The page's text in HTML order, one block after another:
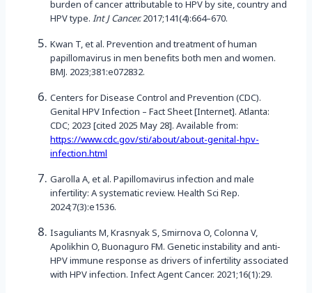
burden of cancer attributable to HPV by site, country and
HPV type. Int J Cancer.2017;141(4):664–670.
Kwan T, et al. Prevention and treatment of human
papillomavirus in men benefits both men and women.
BMJ. 2023;381:e072832.
Centers for Disease Control and Prevention (CDC).
Genital HPV Infection – Fact Sheet [Internet]. Atlanta:
CDC; 2023 [cited 2025 May 28]. Available from:
https://www.cdc.gov/sti/about/about-genital-hpv-
infection.html
Garolla A, et al. Papillomavirus infection and male
infertility: A systematic review. Health Sci Rep.
2024;7(3):e1536.
Isaguliants M, Krasnyak S, Smirnova O, Colonna V,
Apolikhin O, Buonaguro FM. Genetic instability and anti‐
HPV immune response as drivers of infertility associated
with HPV infection. Infect Agent Cancer. 2021;16(1):29.